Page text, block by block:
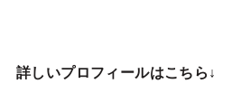
詳しいプロフィールはこちら↓